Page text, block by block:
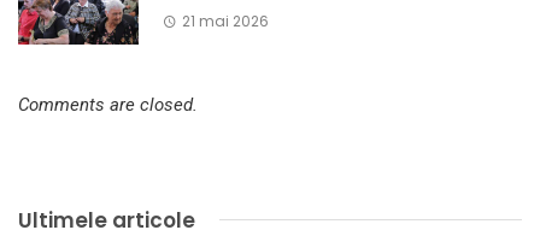
21 mai 2026
Comments are closed.
Ultimele articole